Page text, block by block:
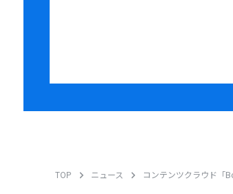
TOP ニュース コンテンツクラウド「